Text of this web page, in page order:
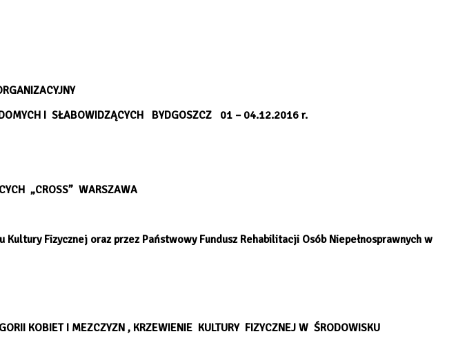
I SŁABOWIDZĄCYCH BYDGOSZCZ 01 – 04.12.2016 r.
„CROSS” WARSZAWA
Fizycznej oraz przez Państwowy Fundusz Rehabilitacji Osób Niepełnosprawnych w
KOBIET I MEZCZYZN , KRZEWIENIE KULTURY FIZYCZNEJ W ŚRODOWISKU